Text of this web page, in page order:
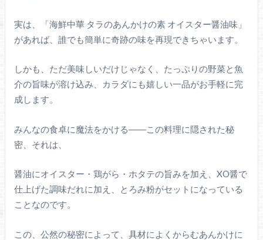
実は、「海鮮中華 タラのあんかけの素 オイスター醤油味」
があれば、誰でも簡単に奇跡の味を再現できちゃいます。
しかも、ただ美味しいだけじゃなく、たっぷりの野菜と魚
介の旨味が溶け込み、カラダにも嬉しい一品がお手軽に完
成します。
みんなの食卓に魔法をかける――この料理に隠された秘
密、それは、
醤油にオイスター・鶏がら・ホタテの旨みを加え、XO醤で
仕上げた調味だれに加え、とろみ粉がセットになっている
ことなのです。
この、公然の秘密によって、具材によくからむあんかけに